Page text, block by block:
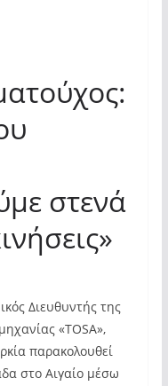
(φωτο)
στενά
Διευθυντής της
«TOSA»,
παρακολουθεί
στο Αιγαίο μέσω